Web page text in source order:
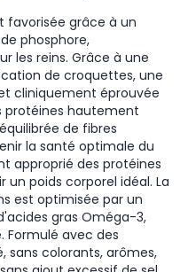
favorisée grâce à un
phosphore,
les reins. Grâce à une
de croquettes, une
cliniquement éprouvée
protéines hautement
de fibres
la santé optimale du
approprié des protéines
un poids corporel idéal. La
est optimisée par un
gras Oméga-3,
Formulé avec des
sans colorants, arômes,